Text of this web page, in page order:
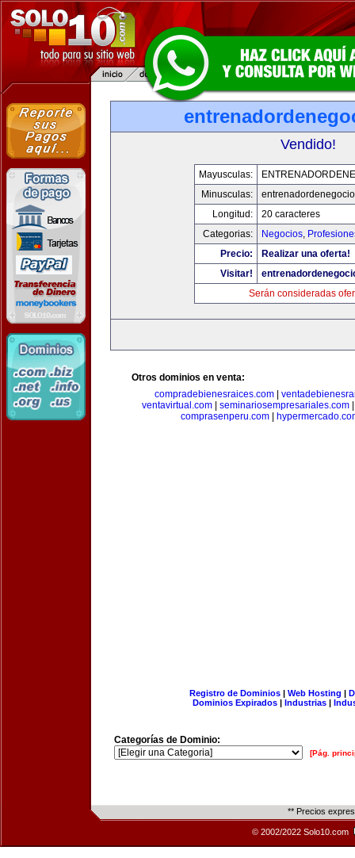
Vendido!
Mayusculas:
Minusculas:
Longitud:
20 caracteres
Categorias:
Negocios,
Precio:
Realizar una oferta!
Visitar!
Serán consideradas
Otros dominios en venta:
compradebienesraices.com
ventavirtual.com
seminariosempresariales.com
comprasenperu.com|
Registro de Dominios| Web Hosting |
Dominios Expirados | Industrias |
Categorías de Dominio:
[Pág.
** Precios
© 2002/2022 Solo10.com